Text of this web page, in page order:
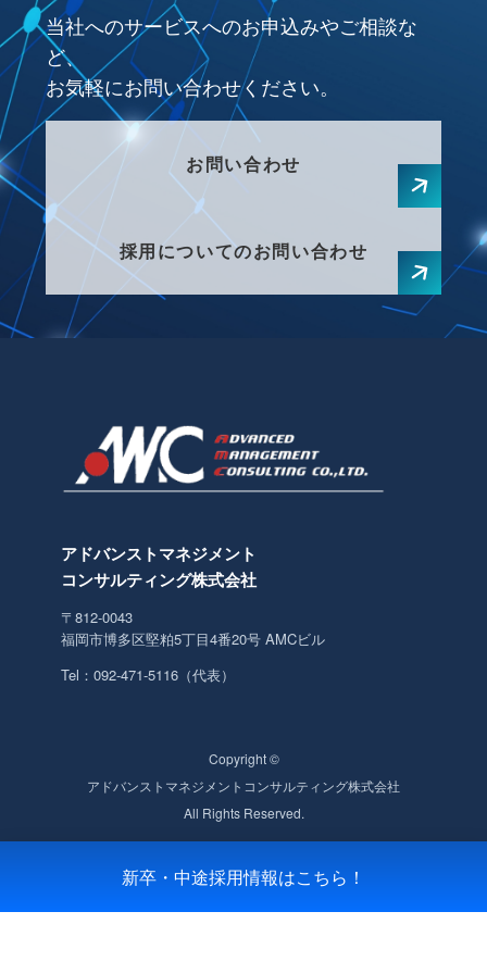
新卒・中途採用情報はこちら！
当社へのサービスへのお申込みやご相談な
ど、
お気軽にお問い合わせください。
お問い合わせ
採用についてのお問い合わせ
アドバンストマネジメント
コンサルティング株式会社
〒812-0043
福岡市博多区堅粕5丁目4番20号 AMCビル
Tel：092-471-5116（代表）
Copyright ©
アドバンストマネジメントコンサルティング株式会社
All Rights Reserved.